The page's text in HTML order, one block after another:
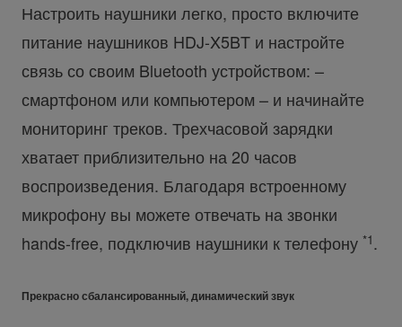
Настроить наушники легко, просто включите
питание наушников HDJ-X5BT и настройте
связь со своим Bluetooth устройством: –
смартфоном или компьютером – и начинайте
мониторинг треков. Трехчасовой зарядки
хватает приблизительно на 20 часов
воспроизведения. Благодаря встроенному
микрофону вы можете отвечать на звонки
hands-free, подключив наушники к телефону *1.
Прекрасно сбалансированный, динамический звук